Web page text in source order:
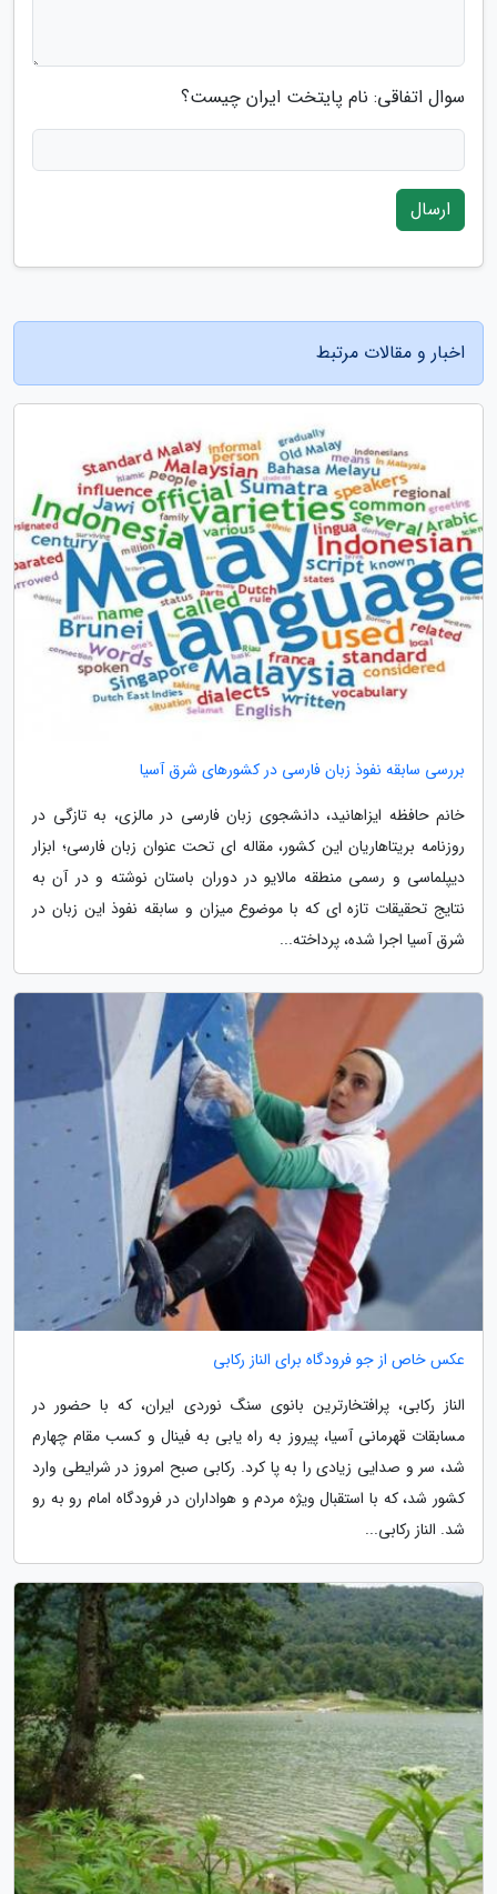
سوال اتفاقی: نام پایتخت ایران چیست؟
ارسال
اخبار و مقالات مرتبط
بررسی سابقه نفوذ زبان فارسی در کشورهای شرق آسیا
خانم حافظه ایزاهانید، دانشجوی زبان فارسی در مالزی، به تازگی در
روزنامه بریتاهاریان این کشور، مقاله ای تحت عنوان زبان فارسی؛ ابزار
دیپلماسی و رسمی منطقه مالایو در دوران باستان نوشته و در آن به
نتایج تحقیقات تازه ای که با موضوع میزان و سابقه نفوذ این زبان در
شرق آسیا اجرا شده، پرداخته...
عکس خاص از جو فرودگاه برای الناز رکابی
الناز رکابی، پرافتخارترین بانوی سنگ نوردی ایران، که با حضور در
مسابقات قهرمانی آسیا، پیروز به راه یابی به فینال و کسب مقام چهارم
شد، سر و صدایی زیادی را به پا کرد. رکابی صبح امروز در شرایطی وارد
کشور شد، که با استقبال ویژه مردم و هواداران در فرودگاه امام رو به رو
شد. الناز رکابی...